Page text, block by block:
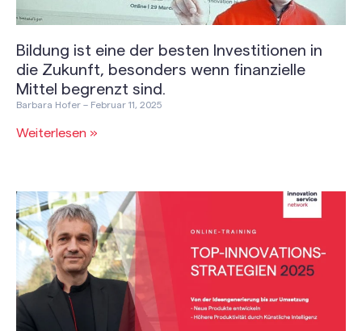
Bildung ist eine der besten Investitionen in
die Zukunft, besonders wenn finanzielle
Mittel begrenzt sind.
Barbara Hofer Februar 11, 2025
Weiterlesen »